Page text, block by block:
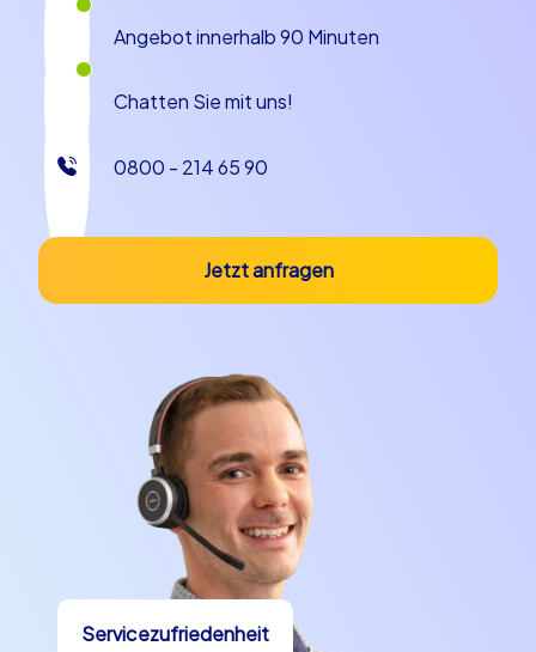
Servicezufriedenheit
Angebot innerhalb 90 Minuten
Chatten Sie mit uns!
0800 - 214 65 90
Jetzt anfragen